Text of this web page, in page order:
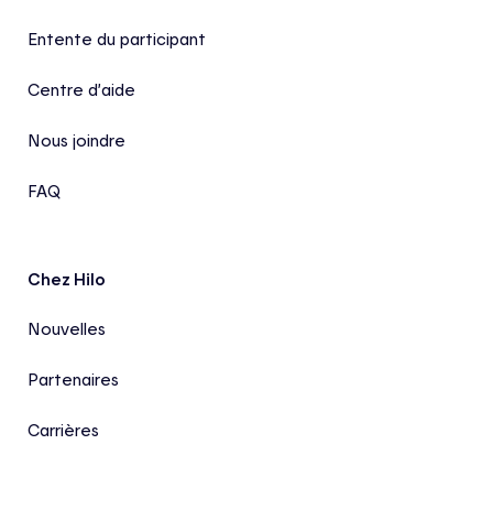
Entente du participant
Centre d’aide
Nous joindre
FAQ
Chez Hilo
Nouvelles
Partenaires
Carrières